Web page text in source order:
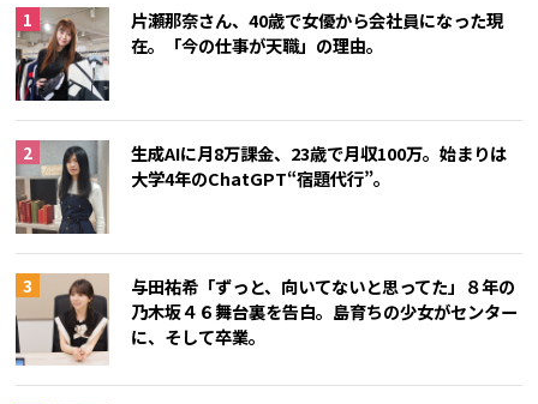
片瀬那奈さん、40歳で女優から会社員になった現
在。「今の仕事が天職」の理由。
生成AIに月8万課金、23歳で月収100万。始まりは
大学4年のChatGPT“宿題代行”。
与田祐希「ずっと、向いてないと思ってた」８年の
乃木坂４６舞台裏を告白。島育ちの少女がセンター
に、そして卒業。